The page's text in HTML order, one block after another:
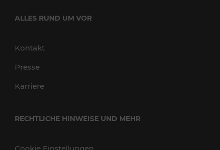
ALLES RUND UM VOR
Kontakt
Presse
Karriere
RECHTLICHE HINWEISE UND MEHR